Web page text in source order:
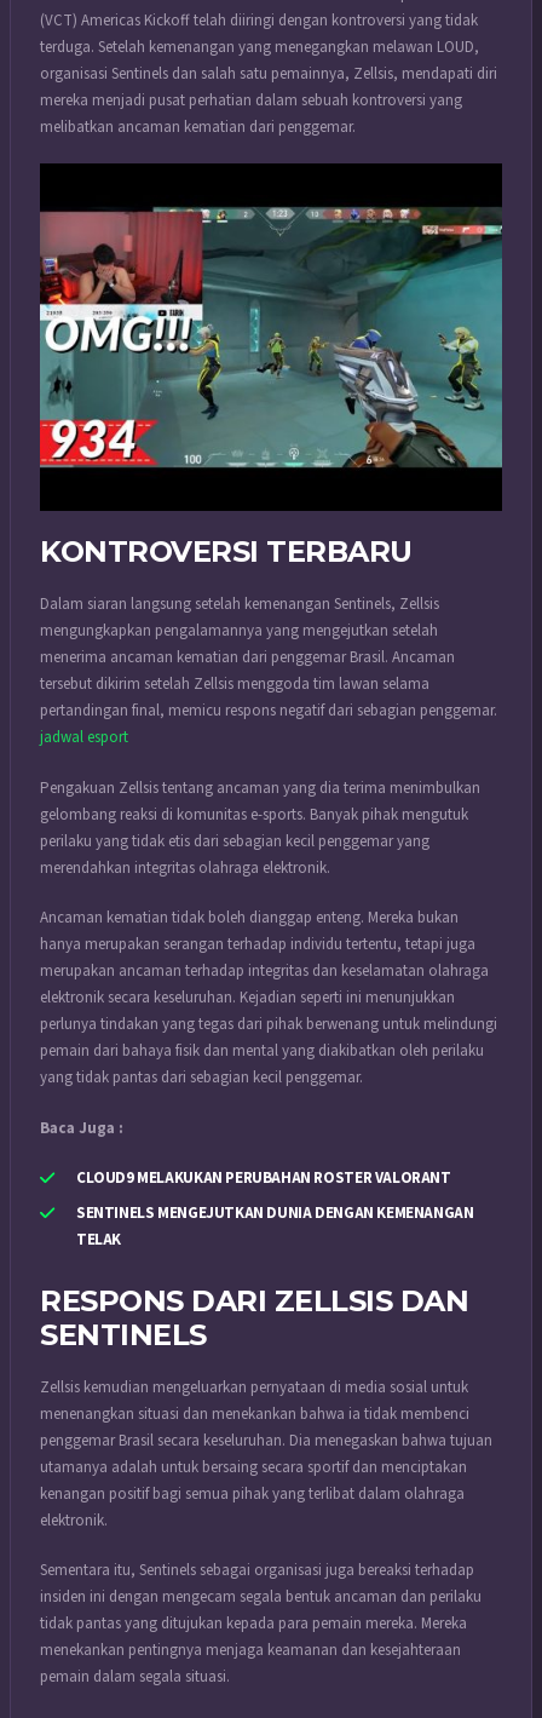
(VCT) Americas Kickoff telah diiringi dengan kontroversi yang tidak
terduga. Setelah kemenangan yang menegangkan melawan LOUD,
organisasi Sentinels dan salah satu pemainnya, Zellsis, mendapati diri
mereka menjadi pusat perhatian dalam sebuah kontroversi yang
melibatkan ancaman kematian dari penggemar.
KONTROVERSI TERBARU
Dalam siaran langsung setelah kemenangan Sentinels, Zellsis
mengungkapkan pengalamannya yang mengejutkan setelah
menerima ancaman kematian dari penggemar Brasil. Ancaman
tersebut dikirim setelah Zellsis menggoda tim lawan selama
pertandingan final, memicu respons negatif dari sebagian penggemar.
jadwal esport
Pengakuan Zellsis tentang ancaman yang dia terima menimbulkan
gelombang reaksi di komunitas e-sports. Banyak pihak mengutuk
perilaku yang tidak etis dari sebagian kecil penggemar yang
merendahkan integritas olahraga elektronik.
Ancaman kematian tidak boleh dianggap enteng. Mereka bukan
hanya merupakan serangan terhadap individu tertentu, tetapi juga
merupakan ancaman terhadap integritas dan keselamatan olahraga
elektronik secara keseluruhan. Kejadian seperti ini menunjukkan
perlunya tindakan yang tegas dari pihak berwenang untuk melindungi
pemain dari bahaya fisik dan mental yang diakibatkan oleh perilaku
yang tidak pantas dari sebagian kecil penggemar.
Baca Juga :
CLOUD9 MELAKUKAN PERUBAHAN ROSTER VALORANT
SENTINELS MENGEJUTKAN DUNIA DENGAN KEMENANGAN
TELAK
RESPONS DARI ZELLSIS DAN
SENTINELS
Zellsis kemudian mengeluarkan pernyataan di media sosial untuk
menenangkan situasi dan menekankan bahwa ia tidak membenci
penggemar Brasil secara keseluruhan. Dia menegaskan bahwa tujuan
utamanya adalah untuk bersaing secara sportif dan menciptakan
kenangan positif bagi semua pihak yang terlibat dalam olahraga
elektronik.
Sementara itu, Sentinels sebagai organisasi juga bereaksi terhadap
insiden ini dengan mengecam segala bentuk ancaman dan perilaku
tidak pantas yang ditujukan kepada para pemain mereka. Mereka
menekankan pentingnya menjaga keamanan dan kesejahteraan
pemain dalam segala situasi.